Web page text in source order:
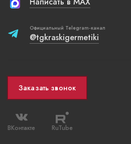
Официальный Telegram-канал
@tgkraskigermetiki
Заказать звонок
ВКонтакте RuTube